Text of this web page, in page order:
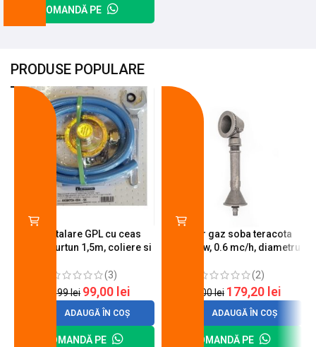
COMANDĂ PE
PRODUSE POPULARE
Kit instalare GPL cu ceas
butelie, furtun 1,5m, coliere si
(3)
120,99lei 99,00 lei
ADAUGĂ ÎN COȘ
COMANDĂ PE
Arzator gaz soba teracota
A600, 6 kw, 0.6 mc/h, diametru
(2)
200,00lei 179,20 lei
ADAUGĂ ÎN COȘ
COMANDĂ PE